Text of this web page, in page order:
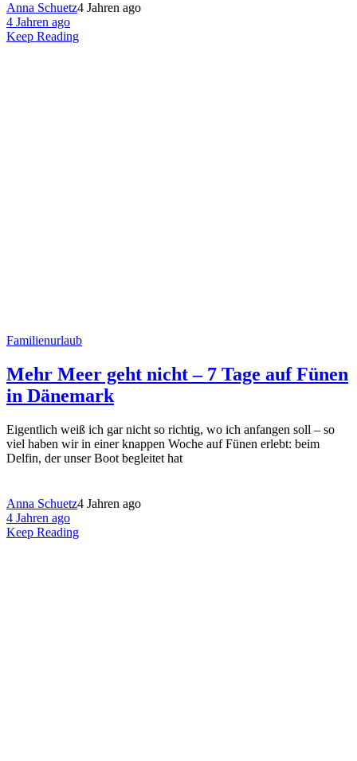
Anna Schuetz4 Jahren ago
4 Jahren ago
Keep Reading
Familienurlaub
Mehr Meer geht nicht – 7 Tage auf Fünen
in Dänemark
Eigentlich weiß ich gar nicht so richtig, wo ich anfangen soll – so
viel haben wir in einer knappen Woche auf Fünen erlebt: beim
Delfin, der unser Boot begleitet hat
Anna Schuetz4 Jahren ago
4 Jahren ago
Keep Reading